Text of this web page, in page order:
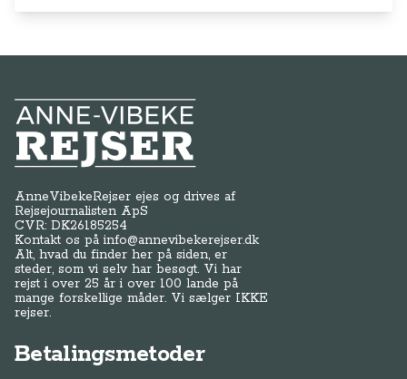
Anne-Vibeke Rejser
AnneVibekeRejser ejes og drives af
Rejsejournalisten ApS
CVR: DK26185254
Kontakt os påinfo@annevibekerejser.dk
Alt, hvad du finder her på siden, er
steder, som vi selv har besøgt. Vi har
rejst i over 25 år i over 100 lande på
mange forskellige måder. Vi sælger IKKE
rejser.
Betalingsmetoder